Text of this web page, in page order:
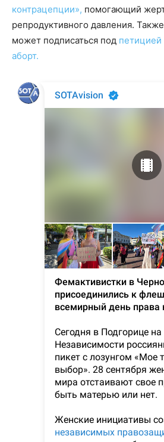
контрацепции», помогающий
репродуктивного давления.
может подписаться под
аборт.